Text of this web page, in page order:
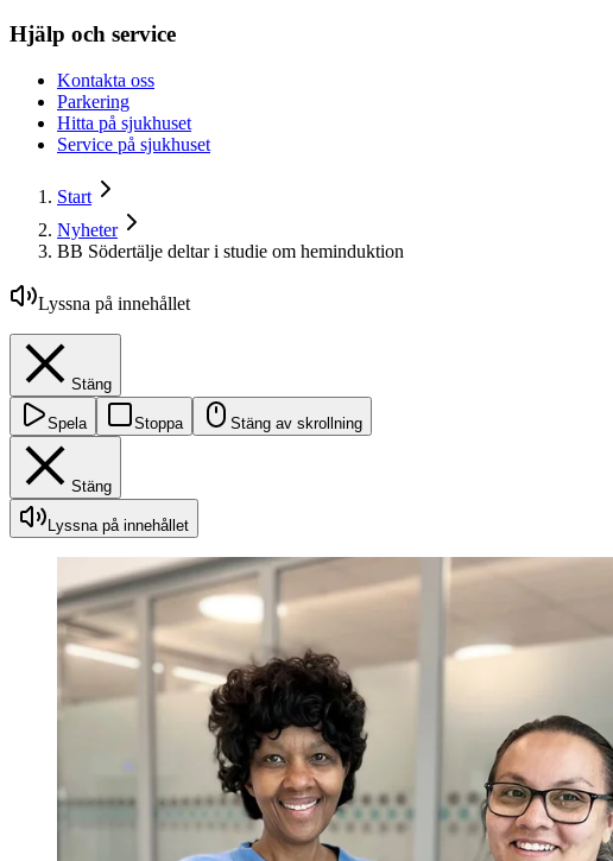
Hjälp och service
Kontakta oss
Parkering
Hitta på sjukhuset
Service på sjukhuset
Start
Nyheter
BB Södertälje deltar i studie om heminduktion
Lyssna på innehållet
Stäng
Spela Stoppa Stäng av skrollning
Stäng
Lyssna på innehållet